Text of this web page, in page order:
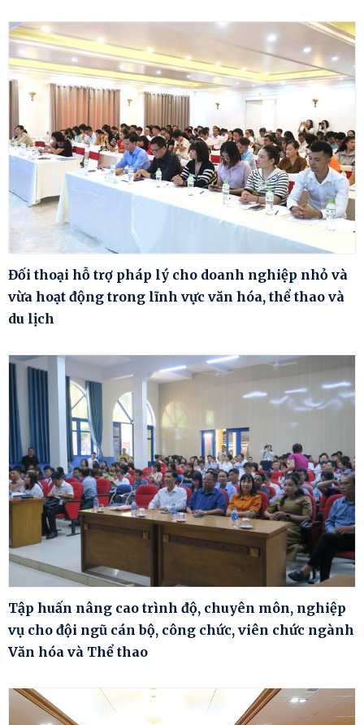
Đối thoại hỗ trợ pháp lý cho doanh nghiệp nhỏ và
vừa hoạt động trong lĩnh vực văn hóa, thể thao và
du lịch
Tập huấn nâng cao trình độ, chuyên môn, nghiệp
vụ cho đội ngũ cán bộ, công chức, viên chức ngành
Văn hóa và Thể thao